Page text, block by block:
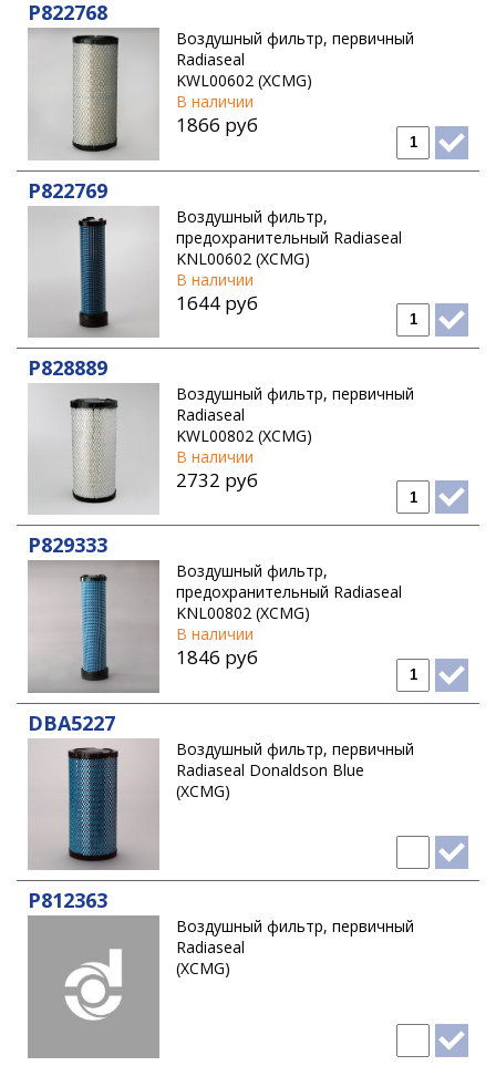
P822768
Воздушный фильтр, первичный
Radiaseal
KWL00602 (XCMG)
В наличии
1866 руб
P822769
Воздушный фильтр,
предохранительный Radiaseal
KNL00602 (XCMG)
В наличии
1644 руб
P828889
Воздушный фильтр, первичный
Radiaseal
KWL00802 (XCMG)
В наличии
2732 руб
P829333
Воздушный фильтр,
предохранительный Radiaseal
KNL00802 (XCMG)
В наличии
1846 руб
DBA5227
Воздушный фильтр, первичный
Radiaseal Donaldson Blue
(XCMG)
P812363
Воздушный фильтр, первичный
Radiaseal
(XCMG)